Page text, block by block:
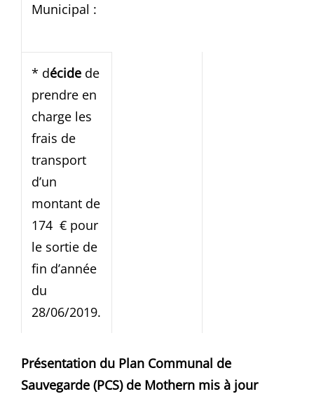
Municipal :
* décide de
prendre en
charge les
frais de
transport
d’un
montant de
174 € pour
le sortie de
fin d’année
du
28/06/2019.
Présentation du Plan Communal de
Sauvegarde (PCS) de Mothern mis à jour